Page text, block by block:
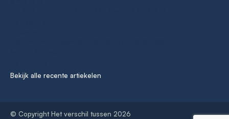
Bekijk alle recente artiekelen
© Copyright Het verschil tussen 2026